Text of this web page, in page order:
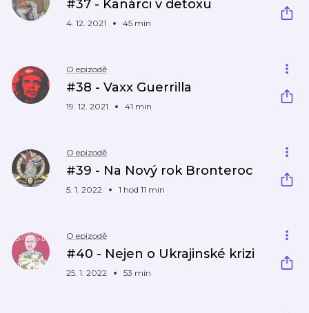
#37 - Kanárci v detoxu
4. 12. 2021 45 min
O epizodě
#38 - Vaxx Guerrilla
19. 12. 2021 41 min
O epizodě
#39 - Na Nový rok Bronteroc
5. 1. 2022 1 hod 11 min
O epizodě
#40 - Nejen o Ukrajinské krizi
25. 1. 2022 53 min